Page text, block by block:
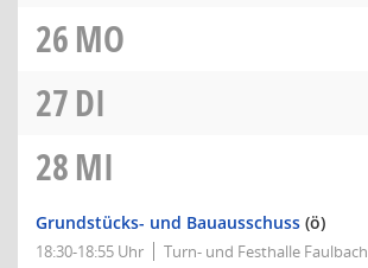
26MO
27DI
28MI
Grundstücks- und Bauausschuss (ö)
18:30-18:55 Uhr Turn- und Festhalle Faulbach